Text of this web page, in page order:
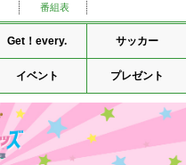
番組表
Get！every. サッカー
イベント プレゼント